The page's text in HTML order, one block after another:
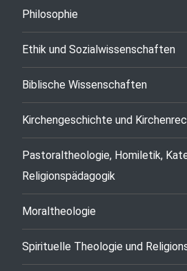
Philosophie
Ethik und Sozialwissenschaften
Biblische Wissenschaften
Kirchengeschichte und
Pastoraltheologie, Homiletik,
Religionspädagogik
Moraltheologie
Spirituelle Theologie und